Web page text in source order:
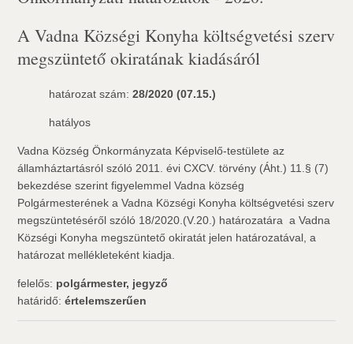
A Vadna Községi Konyha költségvetési szerv
megszüntető okiratának kiadásáról
határozat szám:28/2020 (07.15.)
hatályos
Vadna Község Önkormányzata Képviselő-testülete az
államháztartásról szóló 2011. évi CXCV. törvény (Áht.) 11.§ (7)
bekezdése szerint figyelemmel Vadna község
Polgármesterének a Vadna Községi Konyha költségvetési szerv
megszüntetéséről szóló 18/2020.(V.20.) határozatára  a Vadna
Községi Konyha megszüntető okiratát jelen határozatával, a
határozat mellékleteként kiadja.
felelős: polgármester, jegyző
határidő:értelemszerűen